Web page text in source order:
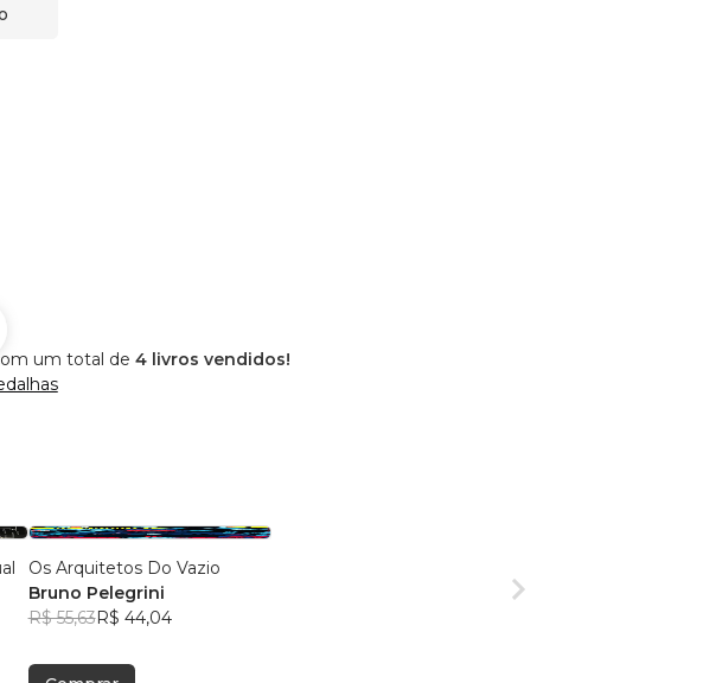
um total de 4 livros vendidos!
Os Arquitetos Do Vazio
Bruno Pelegrini
R$ 55,63R$ 44,04